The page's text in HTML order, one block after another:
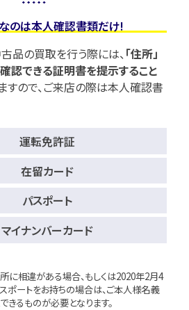
のは本人確認書類だけ!
品の買取を行う際には、 「住所」
確認できる証明書を提示すること
ので、 ご来店の際は本人確認書
運転免許証
在留カード
パスポート
マイナンバーカード
に相違がある場合、もしくは2020年2月4
ポートをお持ちの場合は、ご本人様名義
きるものが必要となります。